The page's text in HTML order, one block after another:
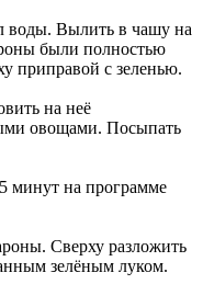
воды. Вылить в чашу на
были полностью
приправой с зеленью.
на неё
овощами. Посыпать
минут на программе
Сверху разложить
зелёным луком.